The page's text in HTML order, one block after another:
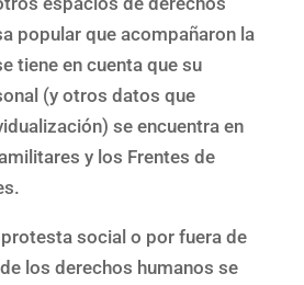
popular que acompañaron la
tiene en cuenta que su
(y otros datos que
se encuentra en
y los Frentes de
social o por fuera de
los derechos humanos se